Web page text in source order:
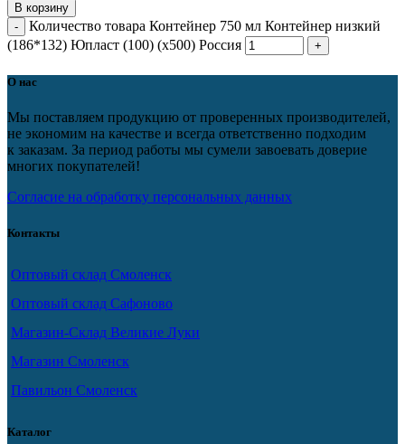
В корзину
Количество товара Контейнер 750 мл Контейнер низкий
(186*132) Юпласт (100) (х500) Россия
О нас
Мы поставляем продукцию от проверенных производителей,
не экономим на качестве и всегда ответственно подходим
к заказам. За период работы мы сумели завоевать доверие
многих покупателей!
Согласие на обработку персональных данных
Контакты
Оптовый склад Смоленск
Оптовый склад Сафоново
Магазин-Склад Великие Луки
Магазин Смоленск
Павильон Смоленск
Каталог